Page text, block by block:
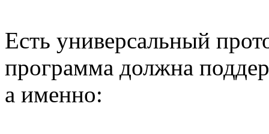
Есть универсальный
программа должна
а именно: